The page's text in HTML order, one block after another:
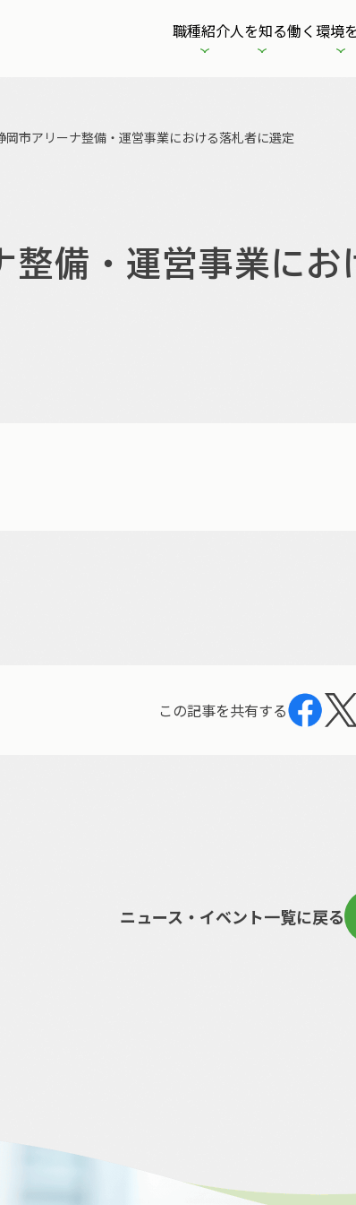
職種紹介人を知る働く環境
岡市アリーナ整備・運営事業における落札者に選定
整備・運営事業にお
この記事を共有する
ニュース・イベント一覧に戻る